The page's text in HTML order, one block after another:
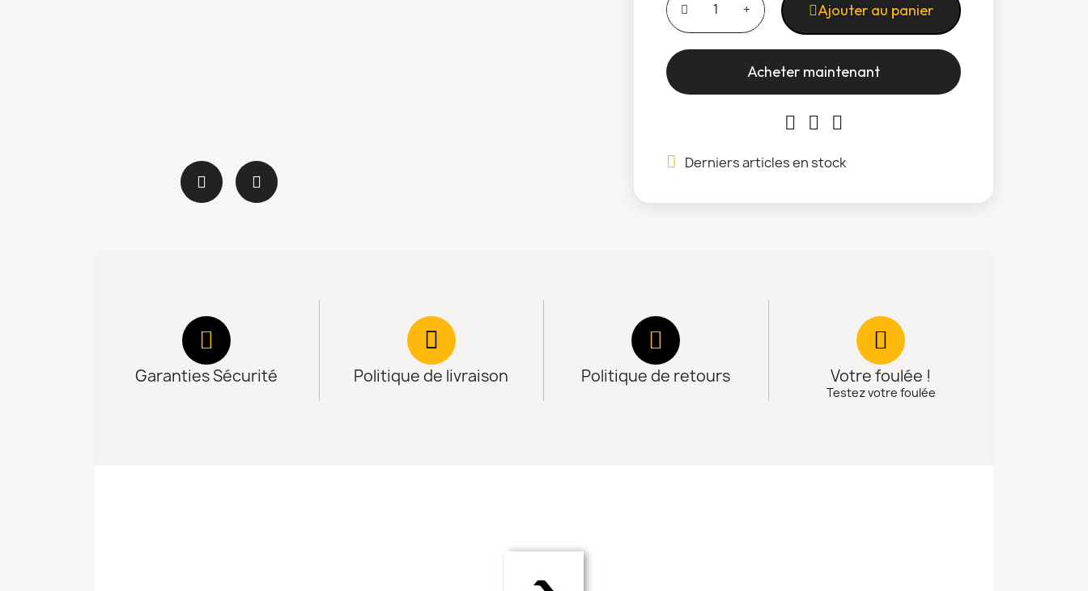
Ajouter au panier
Acheter maintenant
Derniers articles en stock
Garanties Sécurité Politique de livraison Politique de retours Votre foulée !
Testez votre foulée